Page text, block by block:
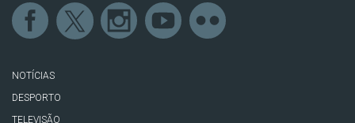
NOTÍCIAS
DESPORTO
TELEVISÃO